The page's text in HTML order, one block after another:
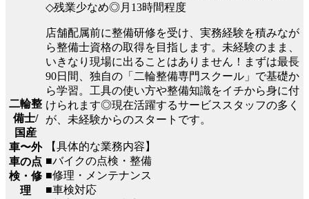
二輪整
備士/
国産
車〜外
車の点
検・修
理
◇残業少なめ◎月13時間程度
店舗配属前に整備研修を受け、実務経験を積みなが
ら整備士資格の取得を目指します。未経験のまま、
いきなり現場に出ることはありません！まずは最長
90日間、独自の「二輪整備専門スクール」で基礎か
ら学習。工具の使い方や整備知識をイチから身に付
けられます◎現在活躍するサービススタッフの多く
が、未経験からのスタートです。
【具体的な業務内容】
■バイクの点検・整備
■修理・メンテナンス
■車検対応